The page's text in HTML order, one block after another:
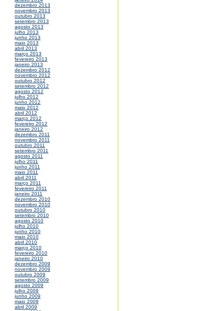
dezembro 2013
novembro 2013
outubro 2013
setembro 2013
agosto 2013
julho 2013
junho 2013
maio 2013
abril 2013
março 2013
fevereiro 2013
janeiro 2013
dezembro 2012
novembro 2012
outubro 2012
setembro 2012
agosto 2012
julho 2012
junho 2012
maio 2012
abril 2012
março 2012
fevereiro 2012
janeiro 2012
dezembro 2011
novembro 2011
outubro 2011
setembro 2011
agosto 2011
julho 2011
junho 2011
maio 2011
abril 2011
março 2011
fevereiro 2011
janeiro 2011
dezembro 2010
novembro 2010
outubro 2010
setembro 2010
agosto 2010
julho 2010
junho 2010
maio 2010
abril 2010
março 2010
fevereiro 2010
janeiro 2010
dezembro 2009
novembro 2009
outubro 2009
setembro 2009
agosto 2009
julho 2009
junho 2009
maio 2009
abril 2009